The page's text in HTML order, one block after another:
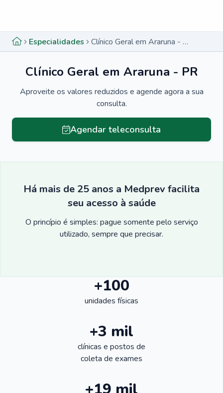
Especialidades Clínico Geral em Araruna - PR
Clínico Geral em Araruna - PR
Aproveite os valores reduzidos e agende agora a sua
consulta.
Agendar teleconsulta
Há mais de 25 anos a Medprev facilita
seu acesso à saúde
O princípio é simples: pague somente pelo serviço
utilizado, sempre que precisar.
+100
unidades físicas
+3 mil
clínicas e postos de
coleta de exames